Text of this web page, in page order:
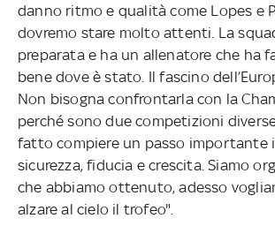
danno ritmo e qualità come Lopes e
dovremo stare molto attenti. La
preparata e ha un allenatore che ha
bene dove è stato. Il fascino
Non bisogna confrontarla con la
perché sono due competizioni
fatto compiere un passo importante
sicurezza, fiducia e crescita. Siamo
che abbiamo ottenuto, adesso
alzare al cielo il trofeo".